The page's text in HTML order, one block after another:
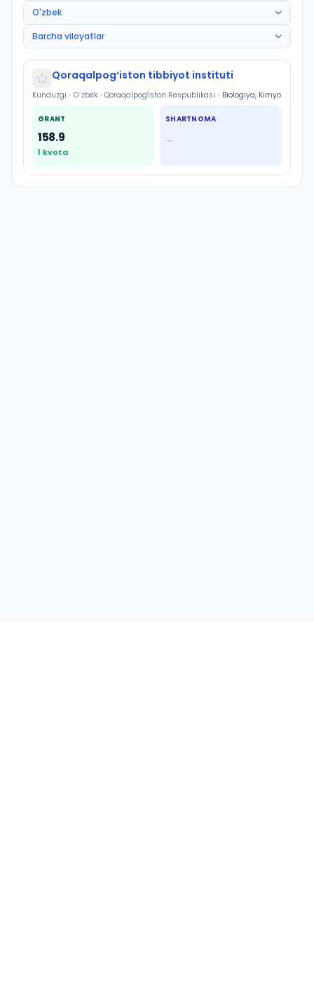
Qoraqalpog‘iston tibbiyot instituti
Kunduzgi • O`zbek • Qoraqalpog'iston Respublikasi • Biologiya, Kimyo
GRANT
158.9
1 kvota
SHARTNOMA
—